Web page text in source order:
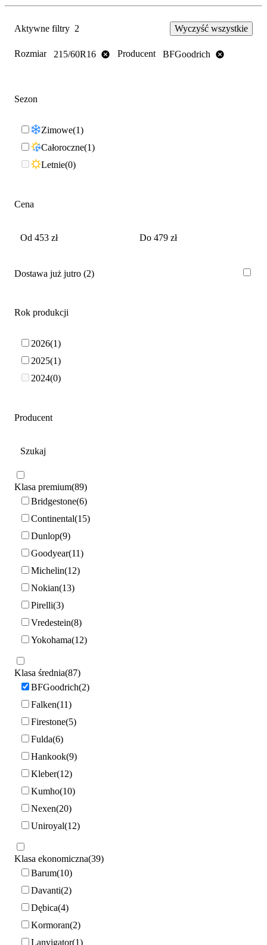
Aktywne filtry 2 Wyczyść wszystkie
Rozmiar 215/60R16 Producent BFGoodrich
Sezon
Zimowe 1
Całoroczne 1
Letnie 0
Cena
Dostawa już jutro 2
Rok produkcji
2026 1
2025 1
2024 0
Producent
Klasa premium 89
Bridgestone 6
Continental 15
Dunlop 9
Goodyear 11
Michelin 12
Nokian 13
Pirelli 3
Vredestein 8
Yokohama 12
Klasa średnia 87
BFGoodrich 2
Falken 11
Firestone 5
Fulda 6
Hankook 9
Kleber 12
Kumho 10
Nexen 20
Uniroyal 12
Klasa ekonomiczna 39
Barum 10
Davanti 2
Dębica 4
Kormoran 2
Lanvigator 1